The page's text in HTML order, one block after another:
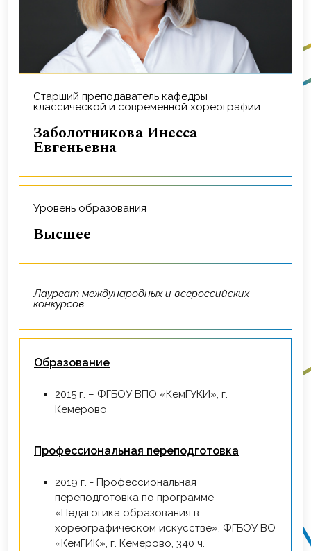
Старший преподаватель кафедры
классической и современной хореографии
Заболотникова Инесса
Евгеньевна
Уровень образования
Высшее
Лауреат международных и всероссийских
конкурсов
Образование
2015 г. – ФГБОУ ВПО «КемГУКИ», г.
Кемерово
Профессиональная переподготовка
2019 г. - Профессиональная
переподготовка по программе
«Педагогика образования в
хореографическом искусстве», ФГБОУ ВО
«КемГИК», г. Кемерово, 340 ч.